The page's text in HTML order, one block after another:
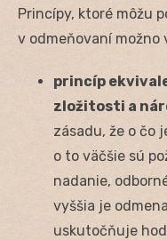
Princípy, ktoré môžu
v odmeňovaní možno
princíp
zložitosti a
zásadu, že o čo
o to väčšie sú
nadanie,
vyššia je
uskutočňuje